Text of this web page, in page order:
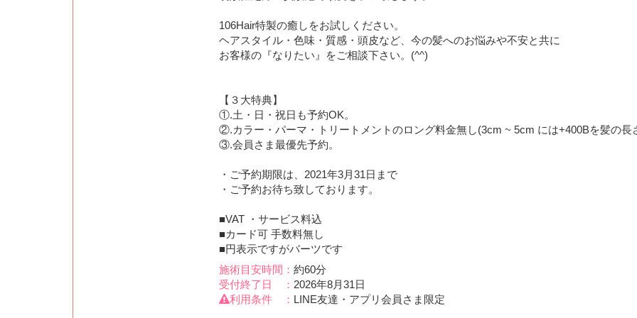
106Hair特製の癒しをお試しください。
ヘアスタイル・色味・質感・頭皮など、今の髪へのお悩みや不安と共に
お客様の『なりたい』をご相談下さい。(^^)
【３大特典】
①.土・日・祝日も予約OK。
②.カラー・パーマ・トリートメントのロング料金無し(3cm ~ 5cm には+400Bを髪の長
③.会員さま最優先予約。
・ご予約期限は、2021年3月31日まで
・ご予約お待ち致しております。
■VAT ・サービス料込
■カード可 手数料無し
■円表示ですがバーツです
施術目安時間： 約60分
受付終了日 ： 2026年8月31日
利用条件 ： LINE友達・アプリ会員さま限定